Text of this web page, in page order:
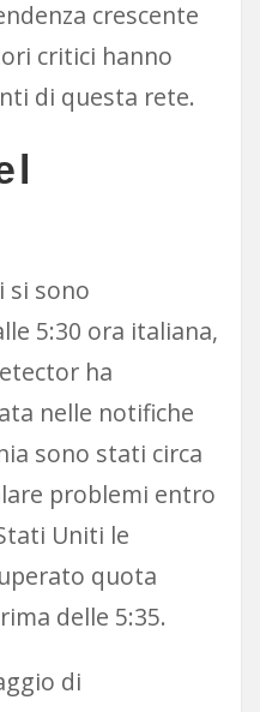
crescente
critici hanno
di questa rete.
si sono
5:30 ora italiana,
ha
nelle notifiche
sono stati circa
problemi entro
Uniti le
quota
delle 5:35.
di